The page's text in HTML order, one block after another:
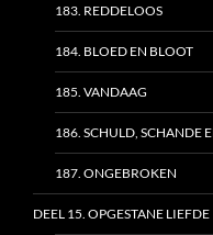
183. REDDELOOS
184. BLOED EN BLOOT
185. VANDAAG
186. SCHULD, SCHANDE
187. ONGEBROKEN
DEEL 15. OPGESTANE LIEFDE